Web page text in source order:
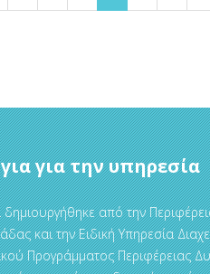
για την υπηρεσία
από την
και την Ειδική Υπηρεσία
Προγράμματος Περιφέρειας